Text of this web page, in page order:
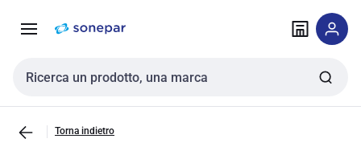
navigazione alla
Cerca input
Torna indietro